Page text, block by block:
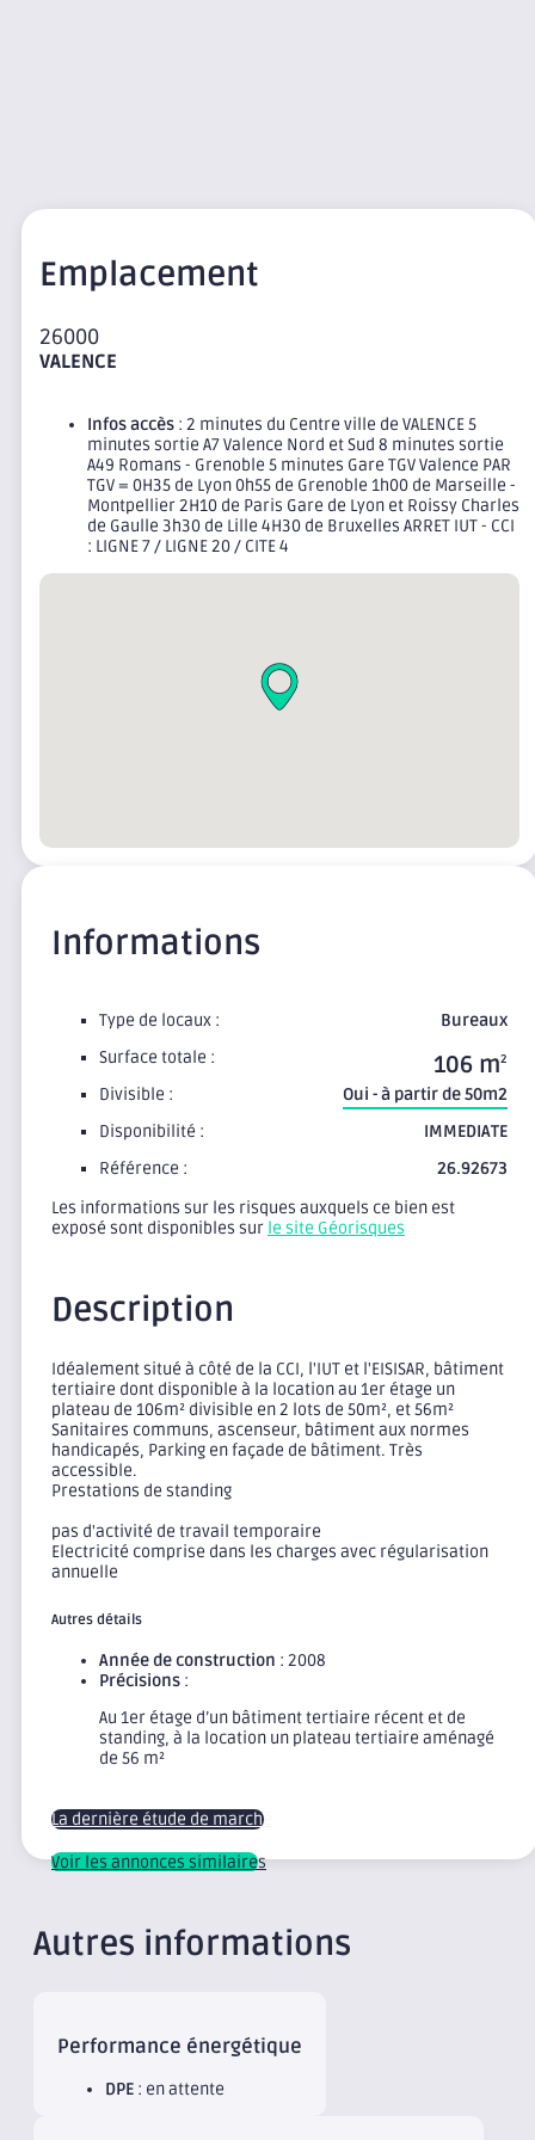
Emplacement
26000
VALENCE
Infos accès : 2 minutes du Centre ville de VALENCE 5
minutes sortie A7 Valence Nord et Sud 8 minutes sortie
A49 Romans - Grenoble 5 minutes Gare TGV Valence PAR
TGV = 0H35 de Lyon 0h55 de Grenoble 1h00 de Marseille -
Montpellier 2H10 de Paris Gare de Lyon et Roissy Charles
de Gaulle 3h30 de Lille 4H30 de Bruxelles ARRET IUT - CCI
: LIGNE 7 / LIGNE 20 / CITE 4
Informations
Type de locaux :
Bureaux
Surface totale :
106 m2
Divisible :
Oui - à partir de 50m2
Disponibilité :
IMMEDIATE
Référence :
26.92673
Les informations sur les risques auxquels ce bien est
exposé sont disponibles sur le site Géorisques
Description
Idéalement situé à côté de la CCI, l'IUT et l'EISISAR, bâtiment
tertiaire dont disponible à la location au 1er étage un
plateau de 106m² divisible en 2 lots de 50m², et 56m²
Sanitaires communs, ascenseur, bâtiment aux normes
handicapés, Parking en façade de bâtiment. Très
accessible.
Prestations de standing
pas d'activité de travail temporaire
Electricité comprise dans les charges avec régularisation
annuelle
Autres détails
Année de construction : 2008
Précisions :
Au 1er étage d’un bâtiment tertiaire récent et de
standing, à la location un plateau tertiaire aménagé
de 56 m²
La dernière étude de marché
Voir les annonces similaires
Autres informations
Performance énergétique
DPE : en attente